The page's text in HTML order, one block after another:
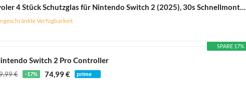
ivoler 4 Stück Schutzglas für Nintendo Switch 2 (2025), 30s Schnellmontage & Fehlerfrei dank Positionierhilfe, 9H Härte Schutzfolie, Anti-Kratz, HD-Klar, Bläschenfrei
Verfügbarkeit
SPARE 17%
Switch 2 Pro Controller
€ -17% 74,99 €